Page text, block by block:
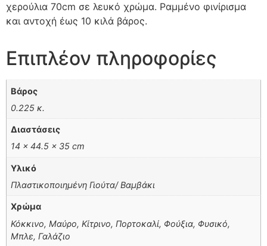
χερούλια 70cm σε λευκό χρώμα. Ραμμένο φινίρισμα
και αντοχή έως 10 κιλά βάρος.
Επιπλέον πληροφορίες
Βάρος
0.225 κ.
Διαστάσεις
14 × 44.5 × 35 cm
Υλικό
Πλαστικοποιημένη Γιούτα/ Βαμβάκι
Χρώμα
Κόκκινο, Μαύρο, Κίτρινο, Πορτοκαλί, Φούξια, Φυσικό,
Μπλε, Γαλάζιο